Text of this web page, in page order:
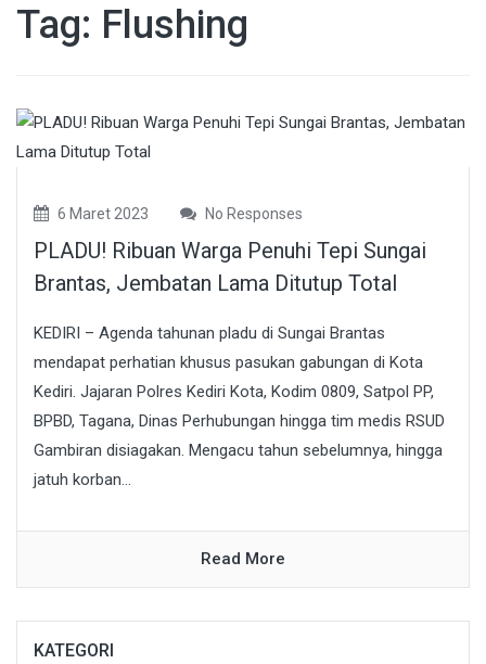
Tag: Flushing
6 Maret 2023 No Responses
PLADU! Ribuan Warga Penuhi Tepi Sungai
Brantas, Jembatan Lama Ditutup Total
KEDIRI – Agenda tahunan pladu di Sungai Brantas
mendapat perhatian khusus pasukan gabungan di Kota
Kediri. Jajaran Polres Kediri Kota, Kodim 0809, Satpol PP,
BPBD, Tagana, Dinas Perhubungan hingga tim medis RSUD
Gambiran disiagakan. Mengacu tahun sebelumnya, hingga
jatuh korban...
Read More
KATEGORI